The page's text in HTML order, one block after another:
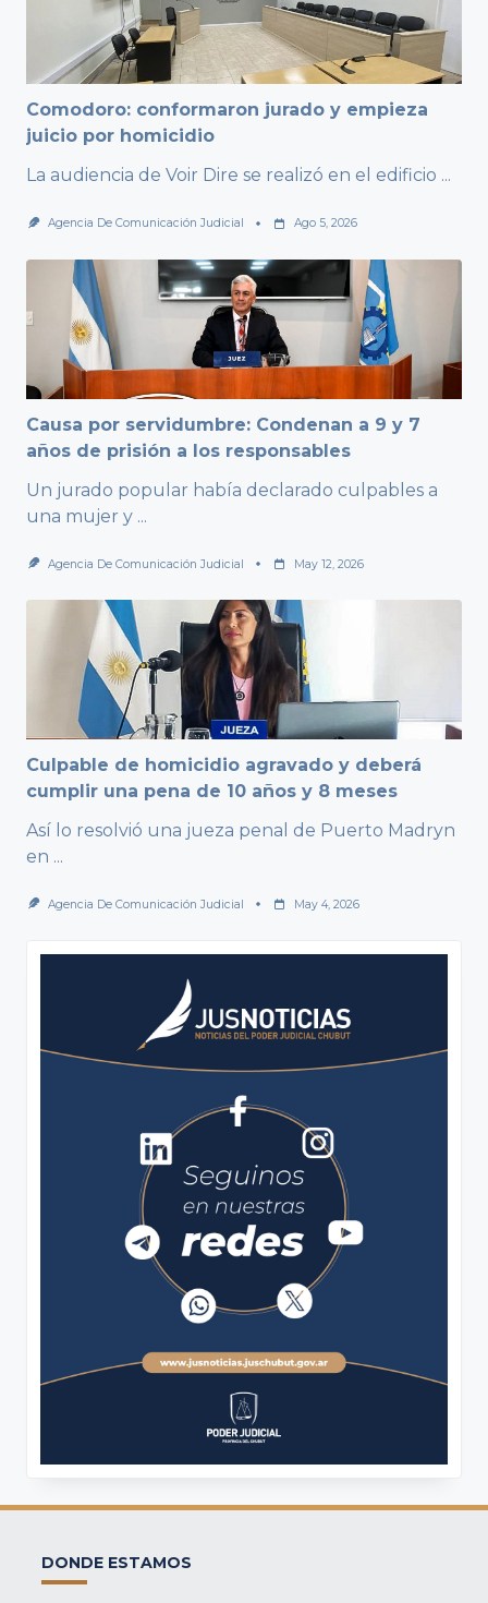
Comodoro: conformaron jurado y empieza
juicio por homicidio
La audiencia de Voir Dire se realizó en el edificio ...
Agencia De Comunicación Judicial Ago 5, 2026
Causa por servidumbre: Condenan a 9 y 7
años de prisión a los responsables
Un jurado popular había declarado culpables a
una mujer y ...
Agencia De Comunicación Judicial May 12, 2026
Culpable de homicidio agravado y deberá
cumplir una pena de 10 años y 8 meses
Así lo resolvió una jueza penal de Puerto Madryn
en ...
Agencia De Comunicación Judicial May 4, 2026
DONDE ESTAMOS